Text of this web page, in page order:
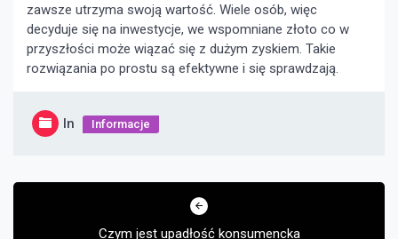
zawsze utrzyma swoją wartość. Wiele osób, więc
decyduje się na inwestycje, we wspomniane złoto co w
przyszłości może wiązać się z dużym zyskiem. Takie
rozwiązania po prostu są efektywne i się sprawdzają.
In Informacje
Nawigacja
Czym jest upadłość konsumencka